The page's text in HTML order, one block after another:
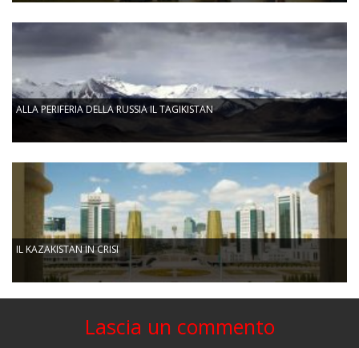
ALLA PERIFERIA DELLA RUSSIA IL TAGIKISTAN
IL KAZAKISTAN IN CRISI
Lascia un commento